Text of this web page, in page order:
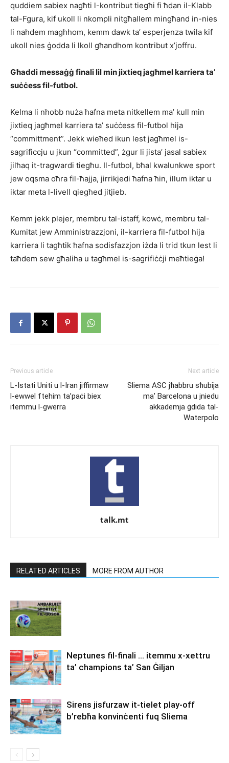
quddiem sabiex nagħti l-kontribut tiegħi fi ħdan il-Klabb
tal-Fgura, kif ukoll li nkompli nitgħallem mingħand in-nies
li naħdem magħhom, kemm dawk ta’ esperjenza twila kif
ukoll nies ġodda li lkoll għandhom kontribut x’joffru.
Għaddi messaġġ finali lil min jixtieq jagħmel karriera ta’
suċċess fil-futbol.
Kelma li nħobb nuża ħafna meta nitkellem ma’ kull min
jixtieq jagħmel karriera ta’ suċċess fil-futbol hija
“committment”. Jekk wieħed ikun lest jagħmel is-
sagrificcju u jkun “committed”, żgur li jista’ jasal sabiex
jilħaq it-tragwardi tiegħu. Il-futbol, bħal kwalunkwe sport
jew oqsma oħra fil-ħajja, jirrikjedi ħafna ħin, illum iktar u
iktar meta l-livell qiegħed jitjieb.
Kemm jekk plejer, membru tal-istaff, kowċ, membru tal-
Kumitat jew Amministrazzjoni, il-karriera fil-futbol hija
karriera li tagħtik ħafna sodisfazzjon iżda li trid tkun lest li
taħdem sew għaliha u tagħmel is-sagrifiċċji meħtieġa!
Previous article
L-Istati Uniti u l-Iran jiffirmaw
l-ewwel ftehim ta’paċi biex
itemmu l-gwerra
Next article
Sliema ASC jħabbru sħubija
ma’ Barcelona u jniedu
akkademja ġdida tal-
Waterpolo
talk.mt
RELATED ARTICLES MORE FROM AUTHOR
Neptunes fil-finali … itemmu x-xettru
ta’ champions ta’ San Ġiljan
Sirens jisfurzaw it-tielet play-off
b’rebħa konvinċenti fuq Sliema